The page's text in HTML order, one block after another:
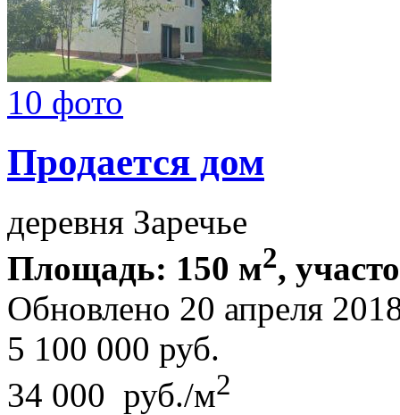
10 фото
Продается дом
деревня Заречье
Площадь: 150 м2,
Обновлено 20 апреля
5 100 000 руб.
34 000 руб./м2